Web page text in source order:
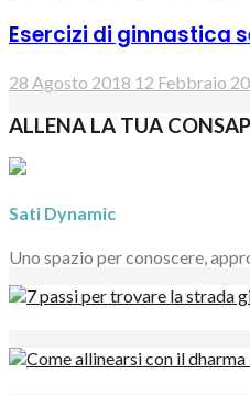
Esercizi di ginnastica
28 Agosto 2018 12 Febbraio
ALLENA LA TUA
Sati Dynamic
Uno spazio per conoscere,